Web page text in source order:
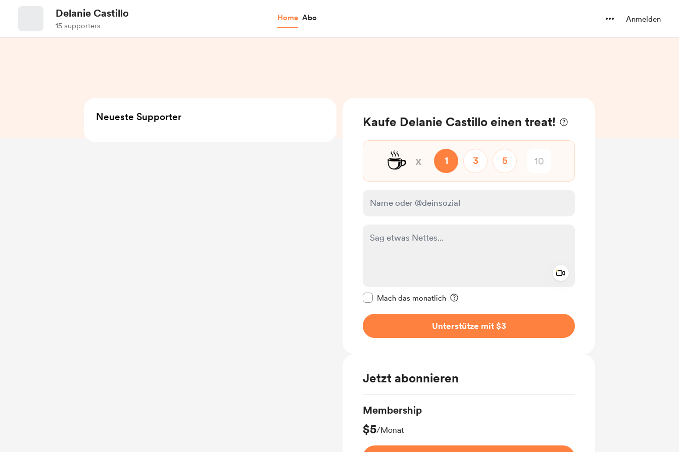
Delanie Castillo
15 supporters
Home Abo Anmelden
Kaufe Delanie Castillo einen treat!
☕ x 1 3 5
Mach das monatlich
Unterstütze mit $3
Jetzt abonnieren
Membership
$5/Monat
Neueste Supporter